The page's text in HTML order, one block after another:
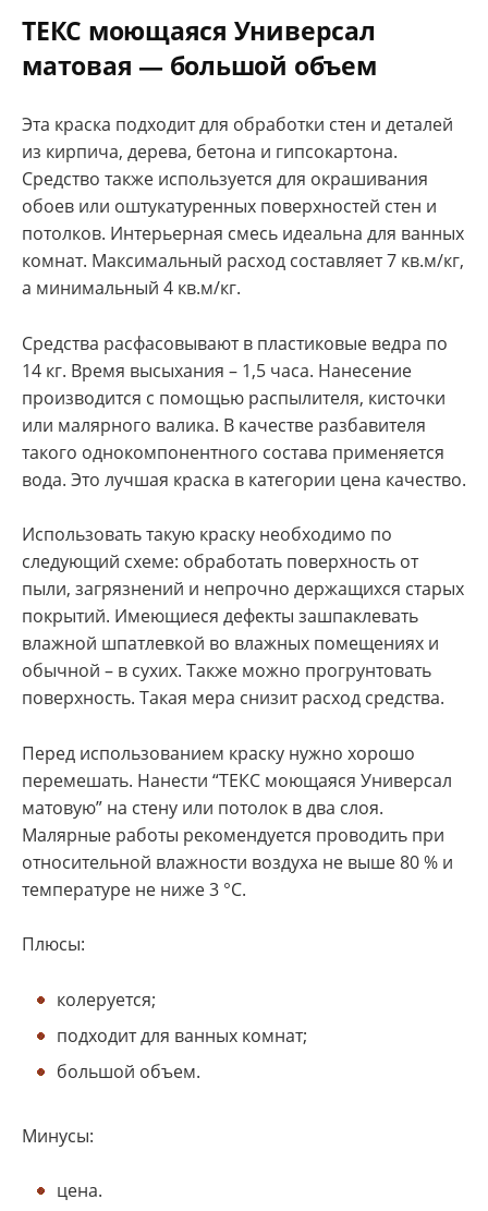
ТЕКС моющаяся Универсал
матовая — большой объем
Эта краска подходит для обработки стен и деталей
из кирпича, дерева, бетона и гипсокартона.
Средство также используется для окрашивания
обоев или оштукатуренных поверхностей стен и
потолков. Интерьерная смесь идеальна для ванных
комнат. Максимальный расход составляет 7 кв.м/кг,
а минимальный 4 кв.м/кг.
Средства расфасовывают в пластиковые ведра по
14 кг. Время высыхания – 1,5 часа. Нанесение
производится с помощью распылителя, кисточки
или малярного валика. В качестве разбавителя
такого однокомпонентного состава применяется
вода. Это лучшая краска в категории цена качество.
Использовать такую краску необходимо по
следующий схеме: обработать поверхность от
пыли, загрязнений и непрочно держащихся старых
покрытий. Имеющиеся дефекты зашпаклевать
влажной шпатлевкой во влажных помещениях и
обычной – в сухих. Также можно прогрунтовать
поверхность. Такая мера снизит расход средства.
Перед использованием краску нужно хорошо
перемешать. Нанести “ТЕКС моющаяся Универсал
матовую” на стену или потолок в два слоя.
Малярные работы рекомендуется проводить при
относительной влажности воздуха не выше 80 % и
температуре не ниже 3 °C.
Плюсы:
колеруется;
подходит для ванных комнат;
большой объем.
Минусы:
цена.